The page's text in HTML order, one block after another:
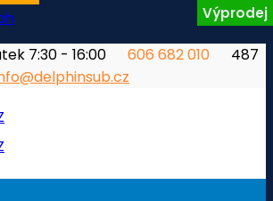
7:30 - 16:00
606 682 010
487
Výprodej